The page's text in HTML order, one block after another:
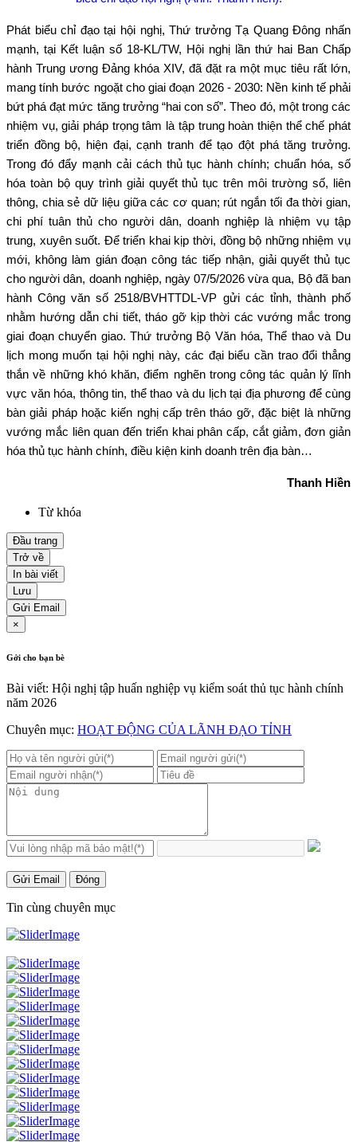
Phát biểu chỉ đạo tại hội nghị, Thứ trưởng Tạ Quang Đông nhấn
mạnh, tại Kết luận số 18-KL/TW, Hội nghị lần thứ hai Ban Chấp
hành Trung ương Đảng khóa XIV, đã đặt ra một mục tiêu rất lớn,
mang tính bước ngoặt cho giai đoạn 2026 - 2030: Nền kinh tế phải
bứt phá đạt mức tăng trưởng “hai con số”. Theo đó, một trong các
nhiệm vụ, giải pháp trọng tâm là tập trung hoàn thiện thể chế phát
triển đồng bộ, hiện đại, cạnh tranh để tạo đột phá tăng trưởng.
Trong đó đẩy mạnh cải cách thủ tục hành chính; chuẩn hóa, số
hóa toàn bộ quy trình giải quyết thủ tục trên môi trường số, liên
thông, chia sẻ dữ liệu giữa các cơ quan; rút ngắn tối đa thời gian,
chi phí tuân thủ cho người dân, doanh nghiệp là nhiệm vụ tập
trung, xuyên suốt. Để triển khai kịp thời, đồng bộ những nhiệm vụ
mới, không làm gián đoạn công tác tiếp nhận, giải quyết thủ tục
cho người dân, doanh nghiệp, ngày 07/5/2026 vừa qua, Bộ đã ban
hành Công văn số 2518/BVHTTDL-VP gửi các tỉnh, thành phố
nhằm hướng dẫn chi tiết, tháo gỡ kịp thời các vướng mắc trong
giai đoạn chuyển giao. Thứ trưởng Bộ Văn hóa, Thể thao và Du
lịch mong muốn tại hội nghị này, các đại biểu cần trao đổi thẳng
thắn về những khó khăn, điểm nghẽn trong công tác quản lý lĩnh
vực văn hóa, thông tin, thể thao và du lịch tại địa phương để cùng
bàn giải pháp hoặc kiến nghị cấp trên tháo gỡ, đặc biệt là những
vướng mắc liên quan đến triển khai phân cấp, cắt giảm, đơn giản
hóa thủ tục hành chính, điều kiện kinh doanh trên địa bàn…
Thanh Hiền
Từ khóa
Đầu trang
Trở về
In bài viết
Lưu
Gửi Email
×
Gởi cho bạn bè
Bài viết: Hội nghị tập huấn nghiệp vụ kiểm soát thủ tục hành chính
năm 2026
Chuyên mục: HOẠT ĐỘNG CỦA LÃNH ĐẠO TỈNH
Gửi Email Đóng
Tin cùng chuyên mục